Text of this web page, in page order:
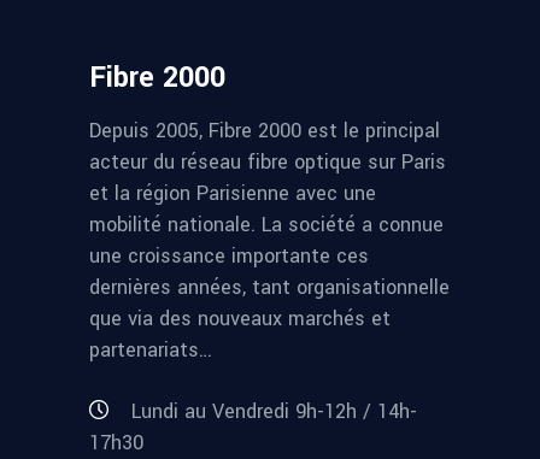
Fibre 2000
Depuis 2005, Fibre 2000 est le principal
acteur du réseau fibre optique sur Paris
et la région Parisienne avec une
mobilité nationale. La société a connue
une croissance importante ces
dernières années, tant organisationnelle
que via des nouveaux marchés et
partenariats…
Lundi au Vendredi 9h-12h / 14h-
17h30